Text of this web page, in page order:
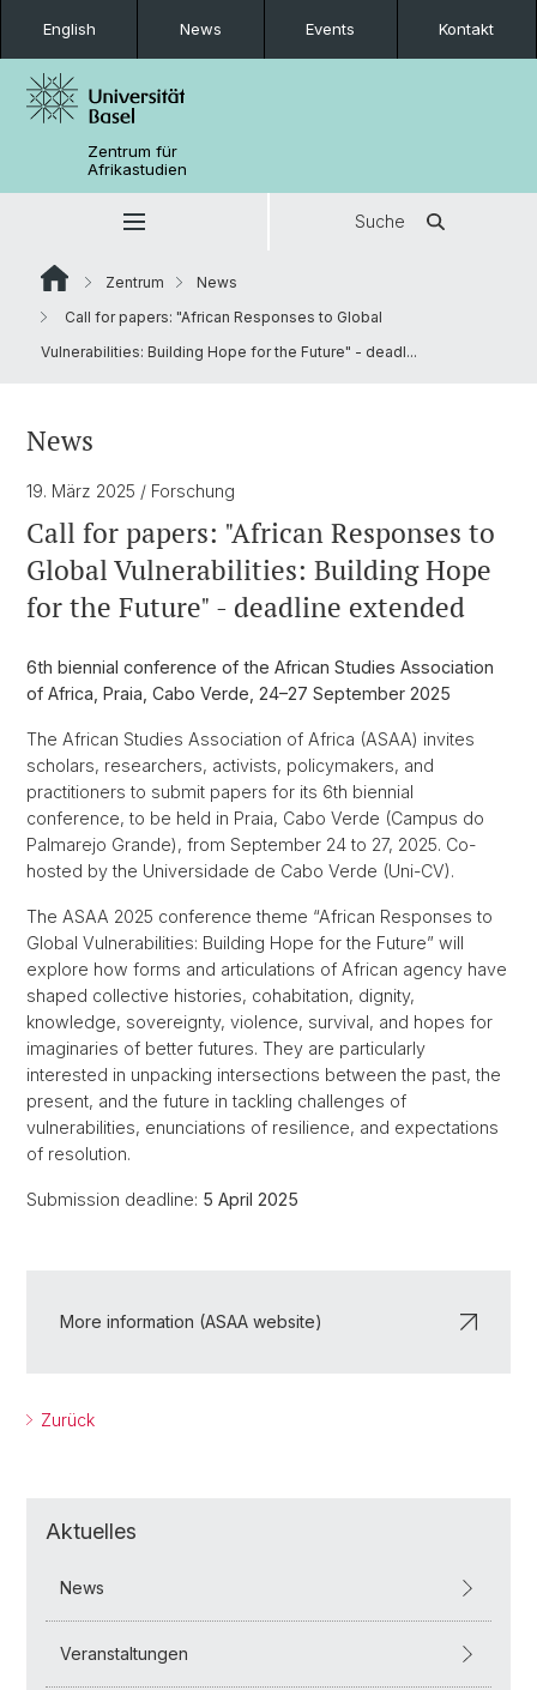
English News Events Kontakt
Zentrum für
Afrikastudien
Suche
Zentrum
News
Call for papers: "African Responses to Global
Vulnerabilities: Building Hope for the Future" - deadl...
News
19. März 2025 / Forschung
Call for papers: "African Responses to
Global Vulnerabilities: Building Hope
for the Future" - deadline extended
6th biennial conference of the African Studies Association
of Africa, Praia, Cabo Verde, 24–27 September 2025
The African Studies Association of Africa (ASAA) invites
scholars, researchers, activists, policymakers, and
practitioners to submit papers for its 6th biennial
conference, to be held in Praia, Cabo Verde (Campus do
Palmarejo Grande), from September 24 to 27, 2025. Co-
hosted by the Universidade de Cabo Verde (Uni-CV).
The ASAA 2025 conference theme “African Responses to
Global Vulnerabilities: Building Hope for the Future” will
explore how forms and articulations of African agency have
shaped collective histories, cohabitation, dignity,
knowledge, sovereignty, violence, survival, and hopes for
imaginaries of better futures. They are particularly
interested in unpacking intersections between the past, the
present, and the future in tackling challenges of
vulnerabilities, enunciations of resilience, and expectations
of resolution.
Submission deadline: 5 April 2025
More information (ASAA website)
Zurück
Aktuelles
News
Veranstaltungen